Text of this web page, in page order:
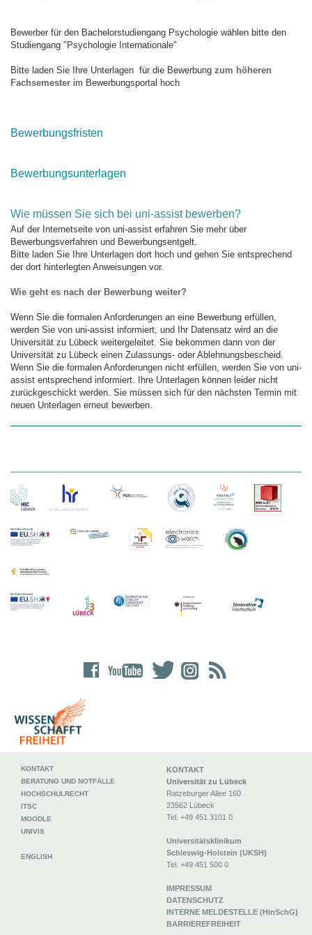
Bewerber für den Bachelorstudiengang Psychologie wählen bitte den
Studiengang "Psychologie Internationale"
Bitte laden Sie Ihre Unterlagen für die Bewerbung zum höheren
Fachsemester im Bewerbungsportal hoch
Bewerbungsfristen
Bewerbungsunterlagen
Wie müssen Sie sich bei uni-assist bewerben?
Auf der Internetseite von uni-assist erfahren Sie mehr über
Bewerbungsverfahren und Bewerbungsentgelt.
Bitte laden Sie Ihre Unterlagen dort hoch und gehen Sie entsprechend
der dort hinterlegten Anweisungen vor.
Wie geht es nach der Bewerbung weiter?
Wenn Sie die formalen Anforderungen an eine Bewerbung erfüllen,
werden Sie von uni-assist informiert, und Ihr Datensatz wird an die
Universität zu Lübeck weitergeleitet. Sie bekommen dann von der
Universität zu Lübeck einen Zulassungs- oder Ablehnungsbescheid.
Wenn Sie die formalen Anforderungen nicht erfüllen, werden Sie von uni-
assist entsprechend informiert. Ihre Unterlagen können leider nicht
zurückgeschickt werden. Sie müssen sich für den nächsten Termin mit
neuen Unterlagen erneut bewerben.
KONTAKT
Universität zu Lübeck
Ratzeburger Allee 160
23562 Lübeck
Tel. +49 451 3101 0
Universitätsklinikum
Schleswig-Holstein (UKSH)
Tel. +49 451 500 0
IMPRESSUM
DATENSCHUTZ
INTERNE MELDESTELLE (HinSchG)
BARRIEREFREIHEIT
KONTAKT
BERATUNG UND NOTFÄLLE
HOCHSCHULRECHT
ITSC
MOODLE
UNIVIS
ENGLISH